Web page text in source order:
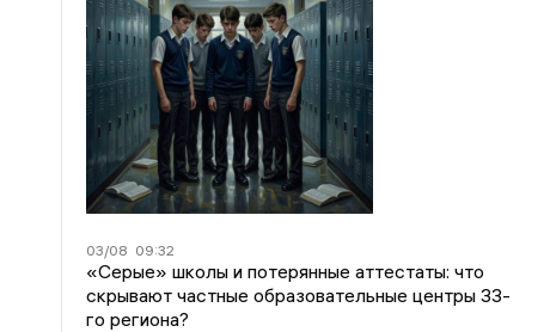
03/08 09:32
«Серые» школы и потерянные аттестаты: что
скрывают частные образовательные центры 33-
го региона?